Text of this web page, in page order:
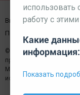
Выходные данные СМИ
Пользовательское
© 2026 МЕДИАЗАВОД —
предназначенный для
Мнение редакции может
использовании
использовать
работу с
Какие
информация:
Показать